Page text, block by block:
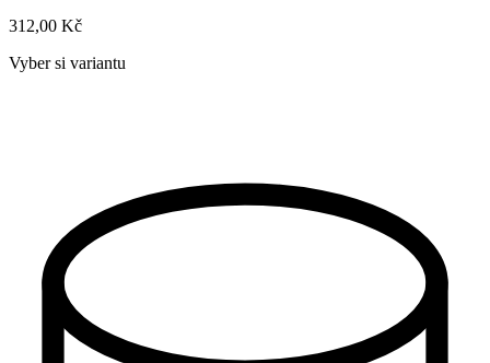
312,00 Kč
Vyber si variantu